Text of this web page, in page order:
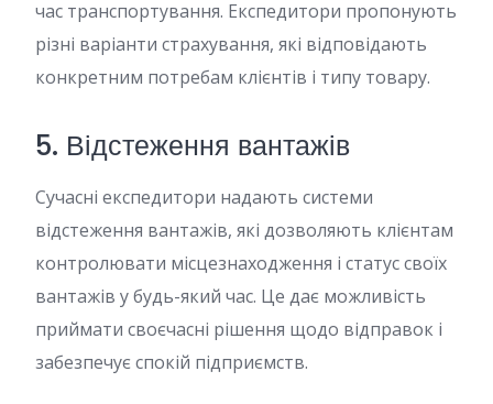
час транспортування. Експедитори пропонують
різні варіанти страхування, які відповідають
конкретним потребам клієнтів і типу товару.
5. Відстеження вантажів
Сучасні експедитори надають системи
відстеження вантажів, які дозволяють клієнтам
контролювати місцезнаходження і статус своїх
вантажів у будь-який час. Це дає можливість
приймати своєчасні рішення щодо відправок і
забезпечує спокій підприємств.